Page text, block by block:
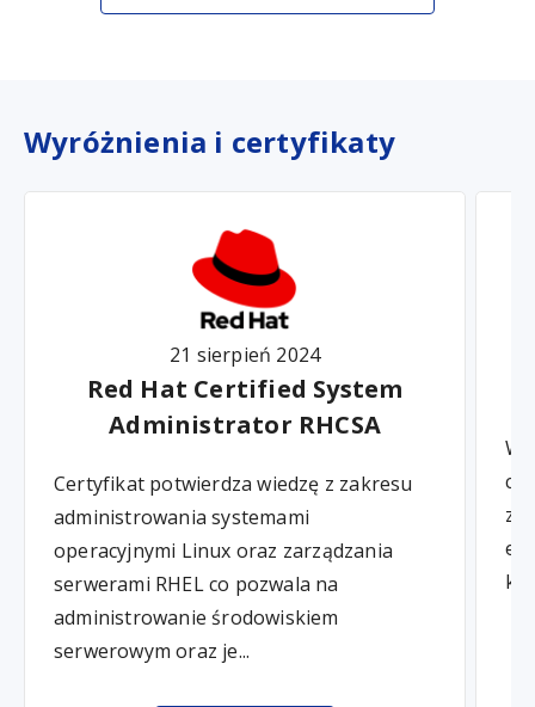
Wyróżnienia i certyfikaty
21 sierpień 2024
Red Hat Certified System
Administrator RHCSA
Certyfikat potwierdza wiedzę z zakresu
administrowania systemami
operacyjnymi Linux oraz zarządzania
serwerami RHEL co pozwala na
administrowanie środowiskiem
serwerowym oraz je...
W